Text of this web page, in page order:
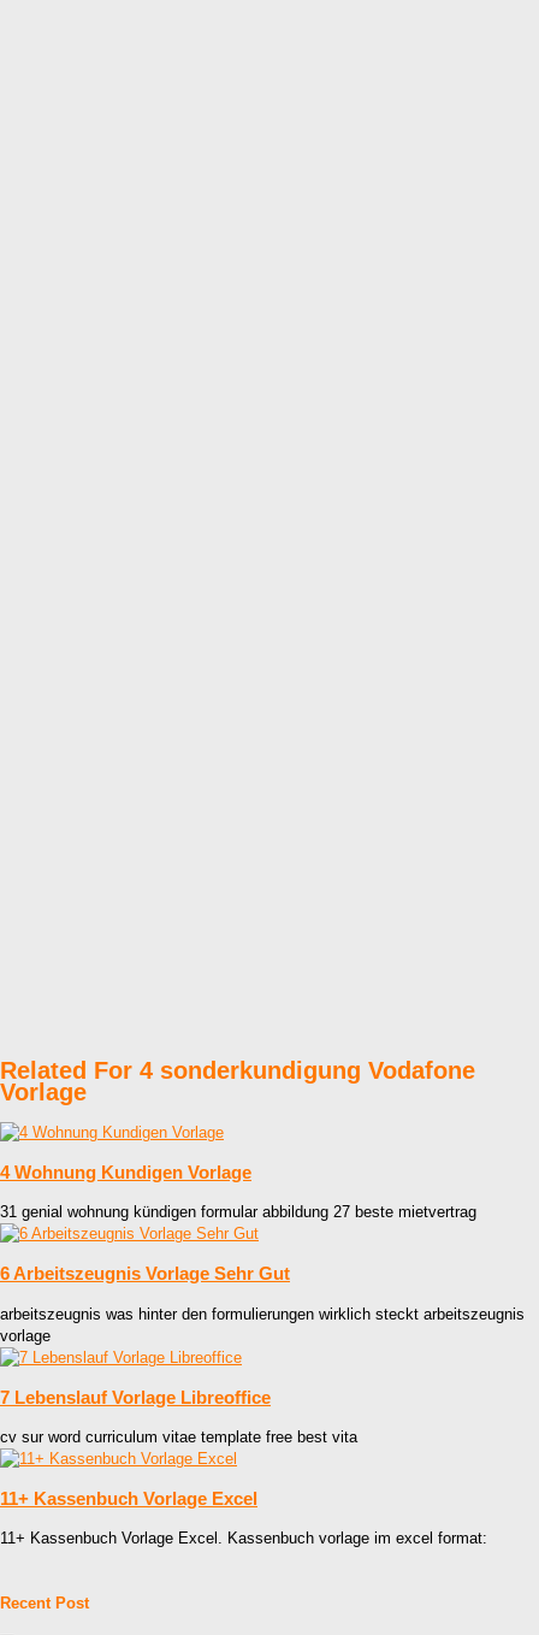
Related For 4 sonderkundigung Vodafone
Vorlage
4 Wohnung Kundigen Vorlage
31 genial wohnung kündigen formular abbildung 27 beste mietvertrag
6 Arbeitszeugnis Vorlage Sehr Gut
arbeitszeugnis was hinter den formulierungen wirklich steckt arbeitszeugnis
vorlage
7 Lebenslauf Vorlage Libreoffice
cv sur word curriculum vitae template free best vita
11+ Kassenbuch Vorlage Excel
11+ Kassenbuch Vorlage Excel. Kassenbuch vorlage im excel format:
Recent Post